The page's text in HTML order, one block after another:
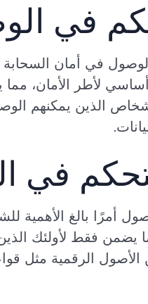
في
في أمان السحابة
لأطر الأمان،
الذين يمكنهم
أمرًا بالغ الأهمية
يضمن فقط لأولئك
الرقمية مثل